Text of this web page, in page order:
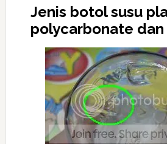
Jenis botol susu
polycarbonate dan